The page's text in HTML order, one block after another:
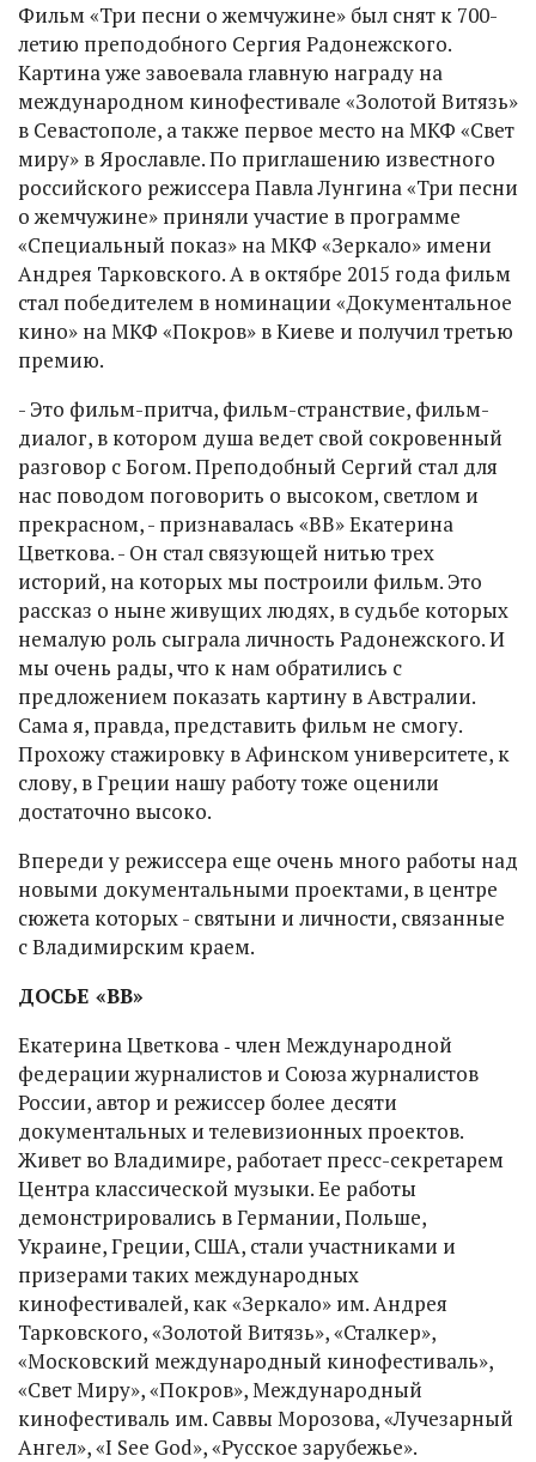
Фильм «Три песни о жемчужине» был снят к 700-
летию преподобного Сергия Радонежского.
Картина уже завоевала главную награду на
международном кинофестивале «Золотой Витязь»
в Севастополе, а также первое место на МКФ «Свет
миру» в Ярославле. По приглашению известного
российского режиссера Павла Лунгина «Три песни
о жемчужине» приняли участие в программе
«Специальный показ» на МКФ «Зеркало» имени
Андрея Тарковского. А в октябре 2015 года фильм
стал победителем в номинации «Документальное
кино» на МКФ «Покров» в Киеве и получил третью
премию.
- Это фильм-притча, фильм-странствие, фильм-
диалог, в котором душа ведет свой сокровенный
разговор с Богом. Преподобный Сергий стал для
нас поводом поговорить о высоком, светлом и
прекрасном, - признавалась «ВВ» Екатерина
Цветкова. - Он стал связующей нитью трех
историй, на которых мы построили фильм. Это
рассказ о ныне живущих людях, в судьбе которых
немалую роль сыграла личность Радонежского. И
мы очень рады, что к нам обратились с
предложением показать картину в Австралии.
Сама я, правда, представить фильм не смогу.
Прохожу стажировку в Афинском университете, к
слову, в Греции нашу работу тоже оценили
достаточно высоко.
Впереди у режиссера еще очень много работы над
новыми документальными проектами, в центре
сюжета которых - святыни и личности, связанные
с Владимирским краем.
ДОСЬЕ «ВВ»
Екатерина Цветкова ‑ член Международной
федерации журналистов и Союза журналистов
России, автор и режиссер более десяти
документальных и телевизионных проектов.
Живет во Владимире, работает пресс-секретарем
Центра классической музыки. Ее работы
демонстрировались в Германии, Польше,
Украине, Греции, США, стали участниками и
призерами таких международных
кинофестивалей, как «Зеркало» им. Андрея
Тарковского, «Золотой Витязь», «Сталкер»,
«Московский международный кинофестиваль»,
«Свет Миру», «Покров», Международный
кинофестиваль им. Саввы Морозова, «Лучезарный
Ангел», «I See God», «Русское зарубежье».